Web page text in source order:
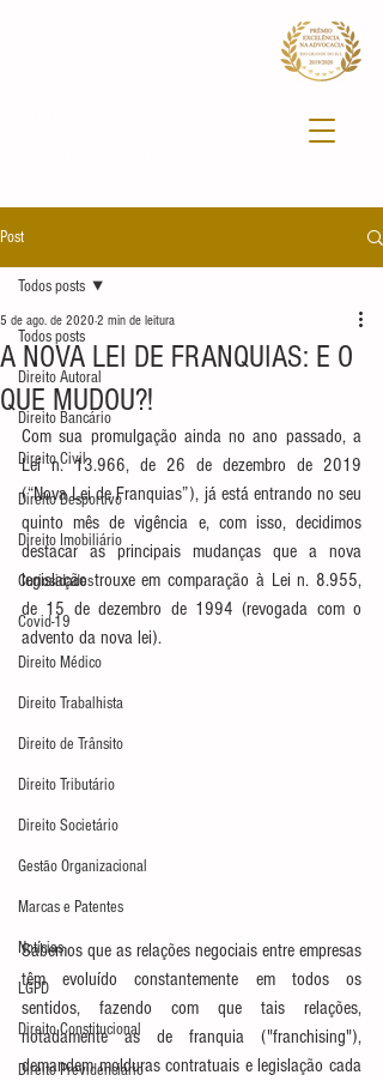
Post
Todos posts
Direito Autoral
Direito Bancário
Direito Civil
Direito Desportivo
Direito Imobiliário
Curiosidades
Covid-19
Direito Médico
Direito Trabalhista
Direito de Trânsito
Direito Tributário
Direito Societário
Gestão Organizacional
Marcas e Patentes
Notícias
LGPD
Direito Constitucional
Direito Previdenciário
Todos posts
A NOVA LEI DE FRANQUIAS: E O
QUE MUDOU?!
5 de ago. de 2020 2 min de leitura
Com sua promulgação ainda no ano passado, a
Lei n. 13.966, de 26 de dezembro de 2019
(“Nova Lei de Franquias”), já está entrando no seu
quinto mês de vigência e, com isso, decidimos
destacar as principais mudanças que a nova
legislação trouxe em comparação à Lei n. 8.955,
de 15 de dezembro de 1994 (revogada com o
advento da nova lei).
Sabemos que as relações negociais entre empresas
têm evoluído constantemente em todos os
sentidos, fazendo com que tais relações,
notadamente as de franquia ("franchising"),
demandem molduras contratuais e legislação cada